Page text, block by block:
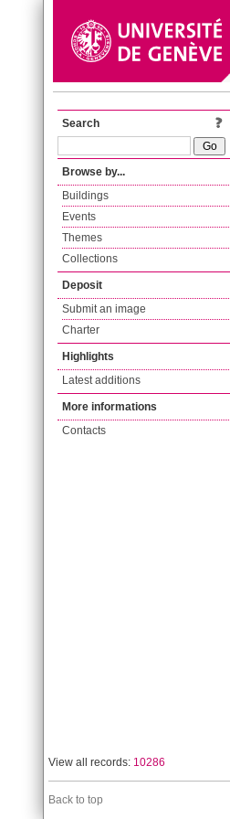
Search
Browse by...
Buildings
Events
Themes
Collections
Deposit
Submit an image
Charter
Highlights
Latest additions
More informations
Contacts
View all records: 10286
Back to top